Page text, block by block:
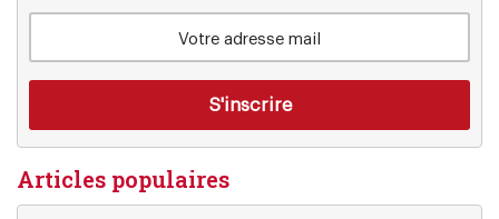
Articles populaires